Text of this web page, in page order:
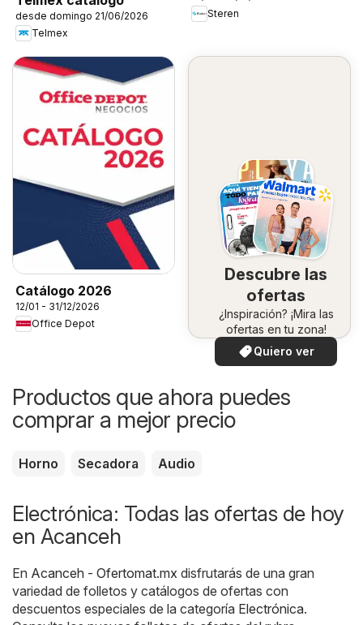
desde domingo 21/06/2026
Telmex
Steren
Catálogo 2026
12/01 - 31/12/2026
Office Depot
Descubre las
ofertas
¿Inspiración? ¡Mira las
ofertas en tu zona!
Quiero ver
Productos que ahora puedes
comprar a mejor precio
Horno Secadora Audio
Electrónica: Todas las ofertas de hoy
en Acanceh
En Acanceh - Ofertomat.mx disfrutarás de una gran
variedad de folletos y catálogos de ofertas con
descuentos especiales de la categoría Electrónica.